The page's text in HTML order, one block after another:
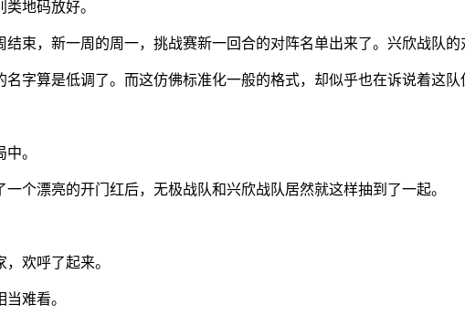
地码放好。
束，新一周的周一，挑战赛新一回合的对阵名单出来了。兴欣战队的
字算是低调了。而这仿佛标准化一般的格式，却似乎也在诉说着这队
。
个漂亮的开门红后，无极战队和兴欣战队居然就这样抽到了一起。
欢呼了起来。
难看。